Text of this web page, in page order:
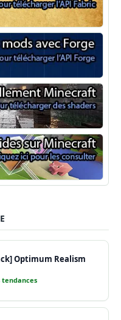
Optimum Realism
tendances